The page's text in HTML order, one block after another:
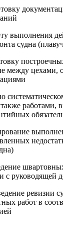
выполнения
судна
между цехами,
работами,
с руководящей
ревизии
работ в